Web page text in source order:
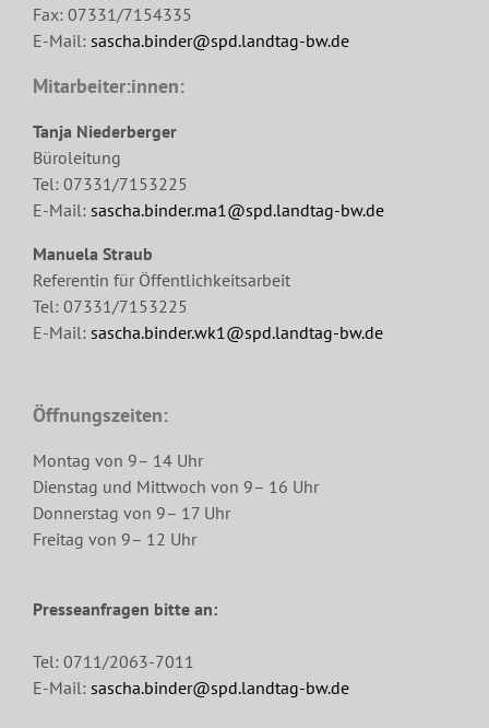
Fax: 07331/7154335
E-Mail: sascha.binder@spd.landtag-bw.de
Mitarbeiter:innen:
Tanja Niederberger
Büroleitung
Tel: 07331/7153225
E-Mail: sascha.binder.ma1@spd.landtag-bw.de
Manuela Straub
Referentin für Öffentlichkeitsarbeit
Tel: 07331/7153225
E-Mail: sascha.binder.wk1@spd.landtag-bw.de
Öffnungszeiten:
Montag von 9– 14 Uhr
Dienstag und Mittwoch von 9– 16 Uhr
Donnerstag von 9– 17 Uhr
Freitag von 9– 12 Uhr
Presseanfragen bitte an:
Tel: 0711/2063-7011
E-Mail: sascha.binder@spd.landtag-bw.de